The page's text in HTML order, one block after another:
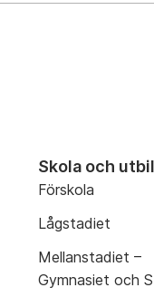
Skola och
Förskola
Lågstadiet
Mellanstadiet –
Gymnasiet och